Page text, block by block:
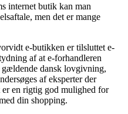
internet butik kan man
men det er mange
e-butikken er tilsluttet e-
af at e-forhandleren
gældende dansk lovgivning,
af eksperter der
en rigtig god mulighed for
din shopping.